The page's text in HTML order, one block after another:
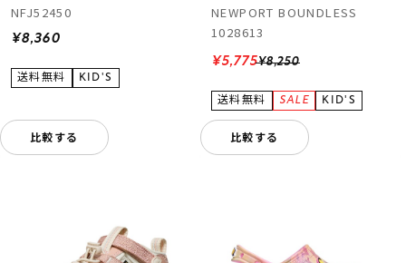
NFJ52450
¥8,360
比較する
NEWPORT BOUNDLESS
1028613
¥8,250
¥5,775
比較する